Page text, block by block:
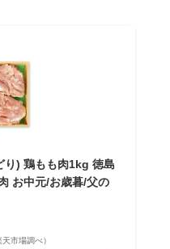
り) 鶏もも肉1kg 徳島
お中元/お歳暮/父の
市場調べ）